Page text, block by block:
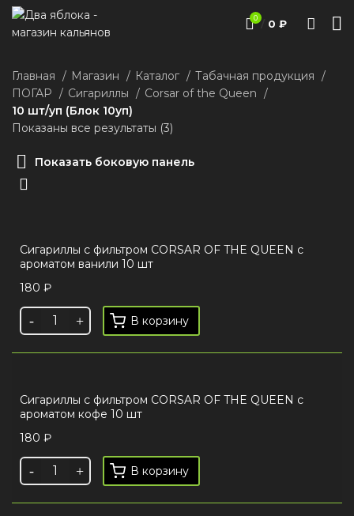
0 / 0 ₽
Главная Магазин Каталог
Табачная продукция
ПОГАР
Сигариллы
Corsar of the Queen
10 шт/уп (Блок 10уп)
Показаны все результаты (3)
Показать боковую панель
Сигариллы с фильтром CORSAR OF THE QUEEN с
ароматом ванили 10 шт
180 ₽
В корзину
Сигариллы с фильтром CORSAR OF THE QUEEN с
ароматом кофе 10 шт
180 ₽
В корзину